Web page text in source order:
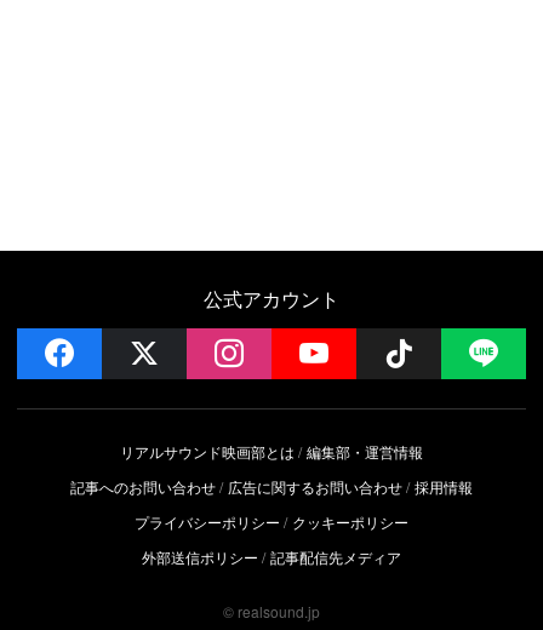
公式アカウント
facebook instagramYouTube Follow
リアルサウンド映画部とは
編集部・運営情報
記事へのお問い合わせ
広告に関するお問い合わせ 採用情報
プライバシーポリシー
クッキーポリシー
外部送信ポリシー
記事配信先メディア
© realsound.jp